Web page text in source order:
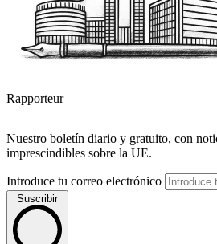
Rapporteur
Nuestro boletín diario y gratuito, con
imprescindibles sobre la UE.
Introduce tu correo electrónico
Suscribir